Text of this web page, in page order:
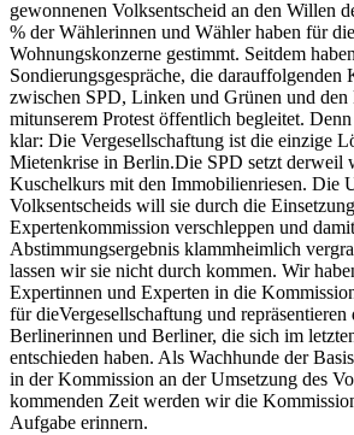
gewonnenen Volksentscheid an den Willen
% der Wählerinnen und Wähler haben für
Wohnungskonzerne gestimmt. Seitdem
Sondierungsgespräche, die darauffolgenden
zwischen SPD, Linken und Grünen und den
mitunserem Protest öffentlich begleitet.
klar: Die Vergesellschaftung ist die einzige
Mietenkrise in Berlin.Die SPD setzt derweil
Kuschelkurs mit den Immobilienriesen. Die
Volksentscheids will sie durch die
Expertenkommission verschleppen und
Abstimmungsergebnis klammheimlich
lassen wir sie nicht durch kommen. Wir
Expertinnen und Experten in die
für dieVergesellschaftung und
Berlinerinnen und Berliner, die sich im
entschieden haben. Als Wachhunde der
in der Kommission an der Umsetzung des
kommenden Zeit werden wir die
Aufgabe erinnern.